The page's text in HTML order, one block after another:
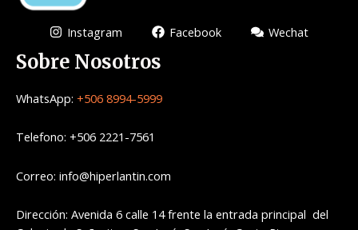
Instagram Facebook Wechat
Sobre Nosotros
WhatsApp: +506 8994-5999
Telefono: +506 2221-7561
Correo: info@hiperlantin.com
Dirección: Avenida 6 calle 14 frente la entrada principal del